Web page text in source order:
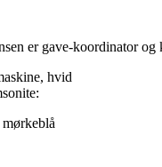
er gave-koordinator
hvid